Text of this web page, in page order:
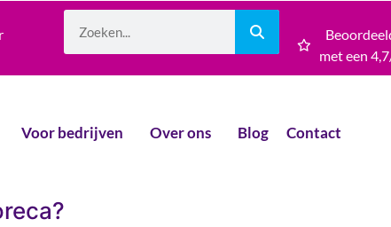
met een
Voor bedrijven Over ons Blog Contact